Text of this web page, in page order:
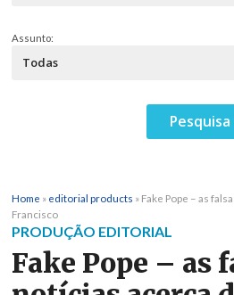
Assunto:
Home » editorial products » Fake Pope – as
Francisco
PRODUÇÃO EDITORIAL
Fake Pope – as